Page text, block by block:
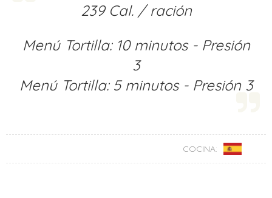
239 Cal. / ración
Menú Tortilla: 10 minutos - Presión
3
Menú Tortilla: 5 minutos - Presión 3
COCINA: